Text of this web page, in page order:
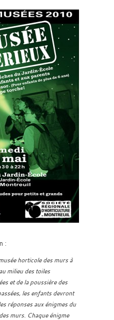
:
horticole des murs à
milieu des toiles
et de la poussière des
les enfants devront
réponses aux énigmes du
murs. Chaque énigme